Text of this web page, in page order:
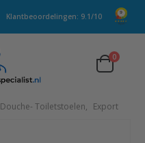
Klantbeoordelingen: 9.1/10
0
Douche- Toiletstoelen, Export